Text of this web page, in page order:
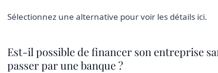
Sélectionnez une alternative pour voir les détails ici.
Est-il possible de financer son entreprise
passer par une banque ?